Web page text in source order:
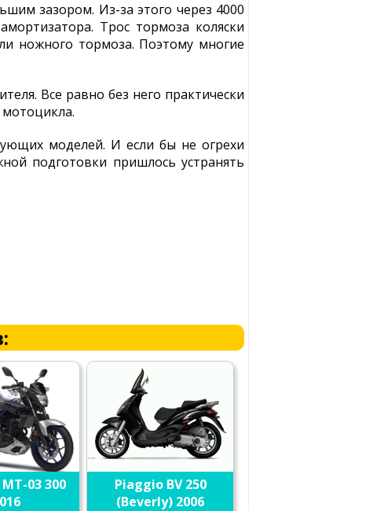
зазором. Из-за этого через 4000
Трос тормоза коляски
ножного тормоза. Поэтому многие
Все равно без него практически
мотоцикла.
моделей. И если бы не огрехи
подготовки пришлось устранять
03 300
Piaggio BV 250
(Beverly) 2006